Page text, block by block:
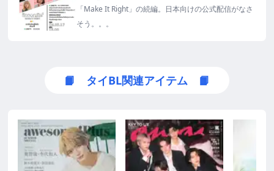
「Make It Right」の続編。日本向けの公式配信がなさ
そう。。。
📙 タイBL関連アイテム 📙